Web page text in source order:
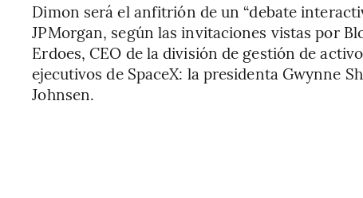
Dimon será el anfitrión de un “debate
JPMorgan, según las invitaciones vistas por
Erdoes, CEO de la división de gestión de
ejecutivos de SpaceX: la presidenta Gwynne
Johnsen.